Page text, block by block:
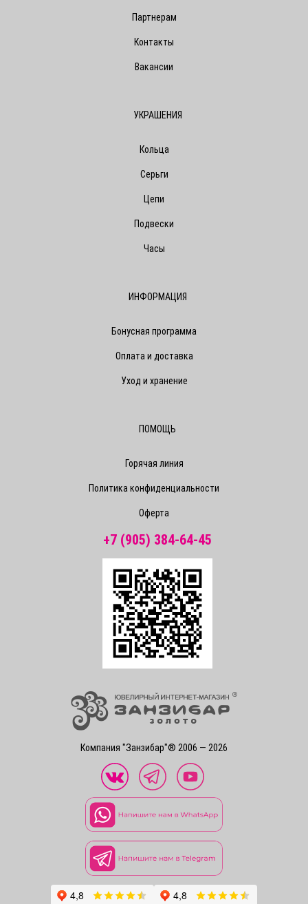
Компания "Занзибар"® 2006 — 2026
Партнерам
Контакты
Вакансии
УКРАШЕНИЯ
Кольца
Серьги
Цепи
Подвески
Часы
ИНФОРМАЦИЯ
Бонусная программа
Оплата и доставка
Уход и хранение
ПОМОЩЬ
Горячая линия
Политика конфиденциальности
Оферта
+7 (905) 384-64-45